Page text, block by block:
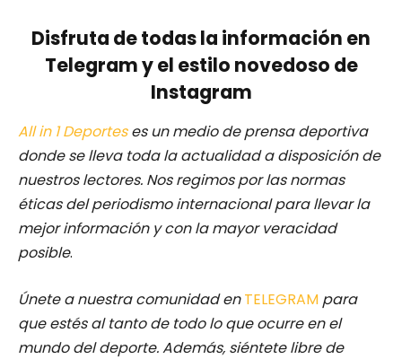
Disfruta de todas la información en
Telegram y el estilo novedoso de
Instagram
All in 1 Deporteses un medio de prensa deportiva
donde se lleva toda la actualidad a disposición de
nuestros lectores. Nos regimos por las normas
éticas del periodismo internacional para llevar la
mejor información y con la mayor veracidad
posible.
Únete a nuestra comunidad enTELEGRAM para
que estés al tanto de todo lo que ocurre en el
mundo del deporte. Además, siéntete libre de